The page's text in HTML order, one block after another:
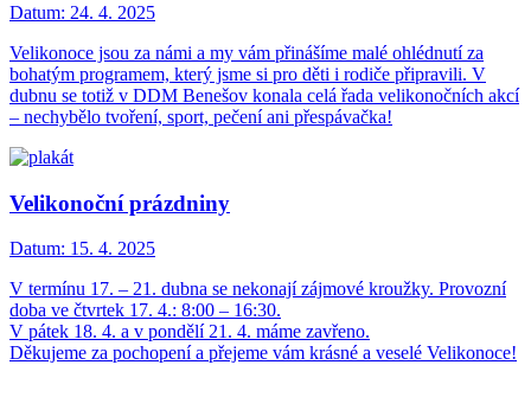
Datum: 24. 4. 2025
Velikonoce jsou za námi a my vám přinášíme malé ohlédnutí za
bohatým programem, který jsme si pro děti i rodiče připravili. V
dubnu se totiž v DDM Benešov konala celá řada velikonočních akcí
– nechybělo tvoření, sport, pečení ani přespávačka!
Velikonoční prázdniny
Datum: 15. 4. 2025
V termínu 17. – 21. dubna se nekonají zájmové kroužky. Provozní
doba ve čtvrtek 17. 4.: 8:00 – 16:30.
V pátek 18. 4. a v pondělí 21. 4. máme zavřeno.
Děkujeme za pochopení a přejeme vám krásné a veselé Velikonoce!